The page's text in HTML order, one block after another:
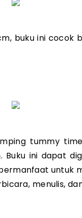
buku ini
tummy
Buku ini dapat
untuk
menulis,